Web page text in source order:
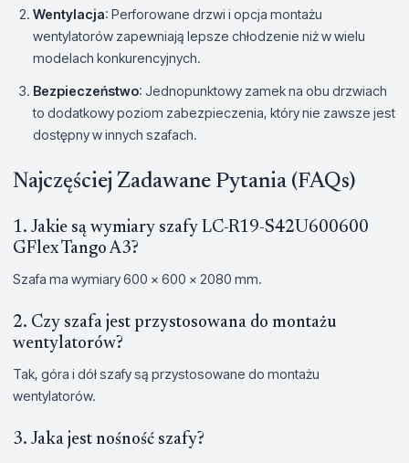
Wentylacja: Perforowane drzwi i opcja montażu
wentylatorów zapewniają lepsze chłodzenie niż w wielu
modelach konkurencyjnych.
Bezpieczeństwo: Jednopunktowy zamek na obu drzwiach
to dodatkowy poziom zabezpieczenia, który nie zawsze jest
dostępny w innych szafach.
Najczęściej Zadawane Pytania (FAQs)
1. Jakie są wymiary szafy LC-R19-S42U600600
GFlex Tango A3?
Szafa ma wymiary 600 x 600 x 2080 mm.
2. Czy szafa jest przystosowana do montażu
wentylatorów?
Tak, góra i dół szafy są przystosowane do montażu
wentylatorów.
3. Jaka jest nośność szafy?